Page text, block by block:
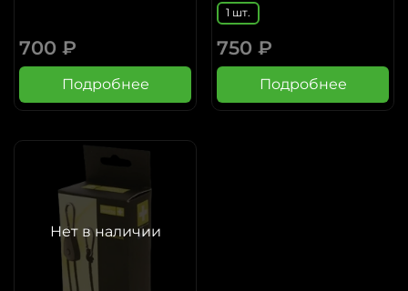
700 ₽
Подробнее
1 шт.
750 ₽
Подробнее
Нет в наличии